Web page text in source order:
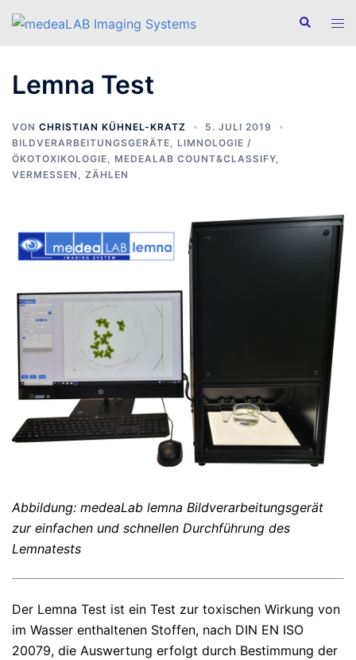
Zum
Inhalt
Suche
Lemna Test
VON CHRISTIAN KÜHNEL-KRATZ
5. JULI 2019
BILDVERARBEITUNGSGERÄTE
LIMNOLOGIE /
ÖKOTOXIKOLOGIE
MEDEALAB COUNT&CLASSIFY
VERMESSEN
ZÄHLEN
Abbildung: medeaLab lemna Bildverarbeitungsgerät
zur einfachen und schnellen Durchführung des
Lemnatests
Der Lemna Test ist ein Test zur toxischen Wirkung von
im Wasser enthaltenen Stoffen, nach DIN EN ISO
20079, die Auswertung erfolgt durch Bestimmung der